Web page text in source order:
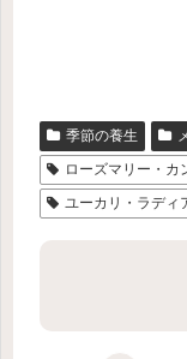
季節の養生
ローズマリー・カ
ユーカリ・ラディ